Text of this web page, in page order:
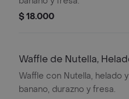
$ 18.000
Waffle de Nutella,
Frutas
Waffle con Nutella, helado
banano, durazno y fresa.